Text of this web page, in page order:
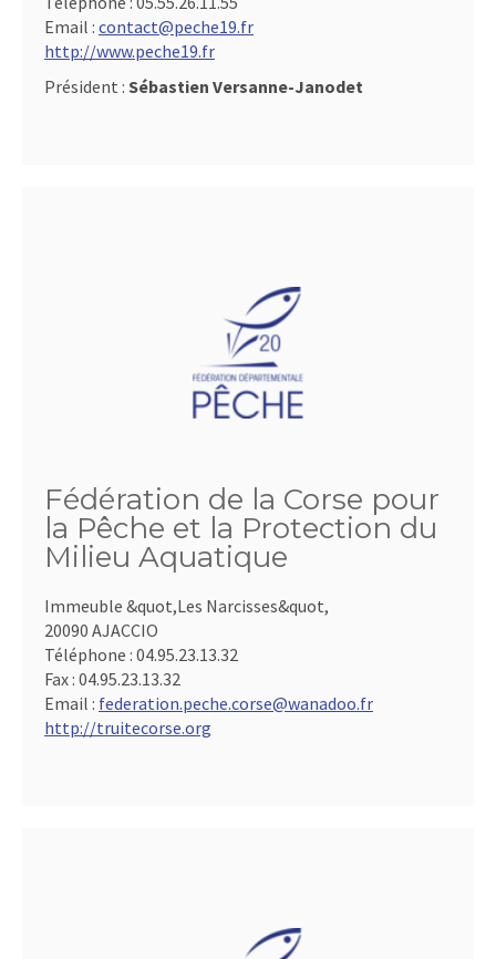
Email : contact@peche19.fr
http://www.peche19.fr
Président : Sébastien Versanne-Janodet
Fédération de la Corse pour
la Pêche et la Protection du
Milieu Aquatique
Immeuble &quot,Les Narcisses&quot,
20090 AJACCIO
Téléphone : 04.95.23.13.32
Fax : 04.95.23.13.32
Email : federation.peche.corse@wanadoo.fr
http://truitecorse.org